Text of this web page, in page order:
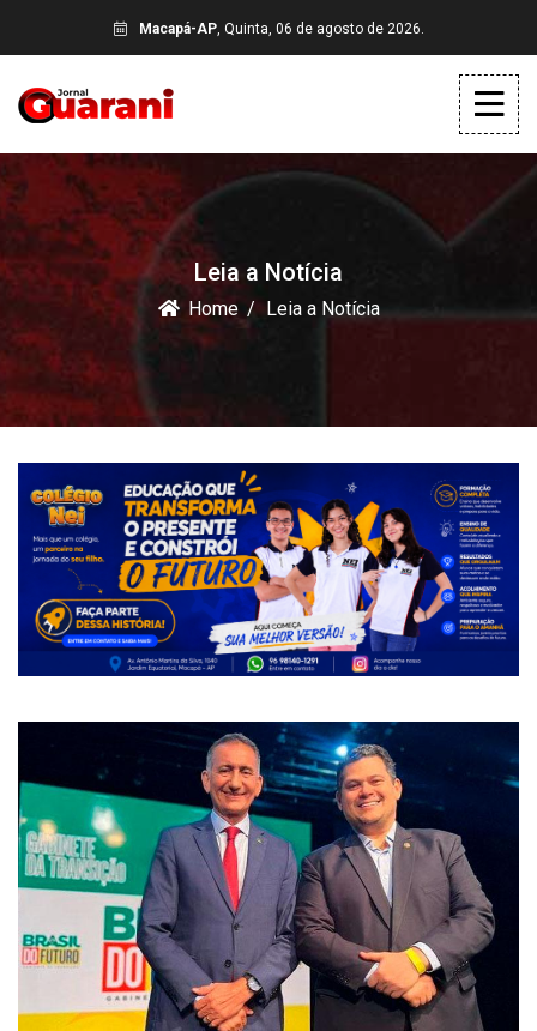
Macapá-AP, Quinta, 06 de agosto de 2026.
Leia a Notícia
Home Leia a Notícia